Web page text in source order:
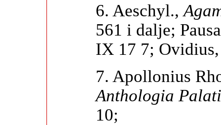
6. Aeschyl.,
561 i dalje;
IX 17 7;
7. Apollonius
Anthologia
10;